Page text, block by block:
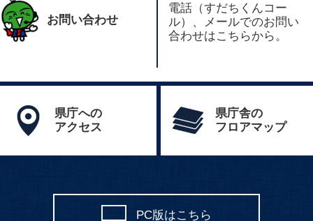
お問い合わせ
電話（すだちくんコー
ル）、メールでのお問い
合わせはこちらから。
県庁への
アクセス
県庁舎の
フロアマップ
PC版はこちら